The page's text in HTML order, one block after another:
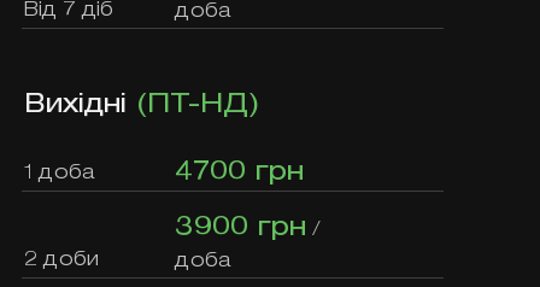
Від 7 діб
доба
Вихідні (ПТ-НД)
1 доба 4700 грн
2 доби
3900 грн /
доба